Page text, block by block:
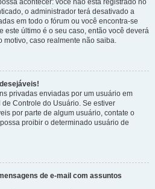
acontecer: você não está registrado no
o administrador terá desativado a
em todo o fórum ou você encontra-se
este último é o seu caso, então você deverá
caso realmente não saiba.
privadas enviadas por um usuário em
Controle do Usuário. Se estiver
por parte de algum usuário, contate o
proibir o determinado usuário de
de e-mail com assuntos